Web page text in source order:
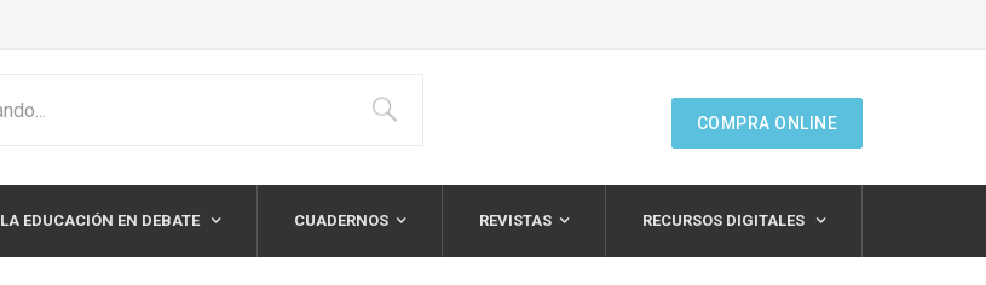
COMPRA ONLINE
LA EDUCACIÓN EN DEBATE CUADERNOS REVISTAS RECURSOS DIGITALES